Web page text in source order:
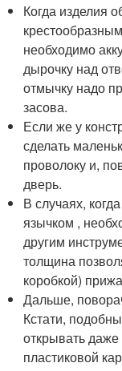
Когда изделия
необходимо
дырочку над
отмычку надо
засова.
Если же у
сделать
проволоку и,
дверь.
В случаях,
язычком ,
другим
толщина
коробкой)
Дальше,
Кстати,
открывать
пластиковой